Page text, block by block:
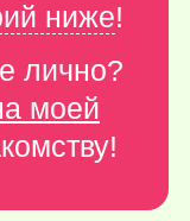
ниже!
лично?
моей